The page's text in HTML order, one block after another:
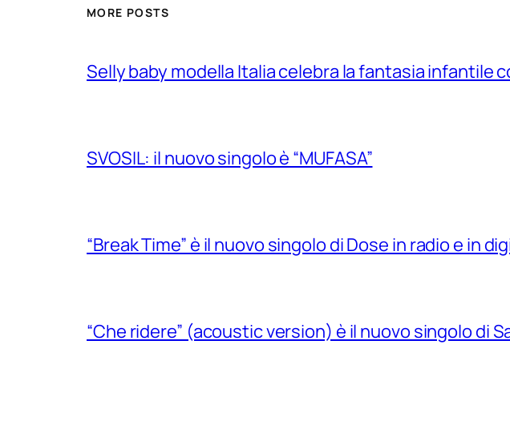
MORE POSTS
Selly baby modella Italia celebra la fantasia infantile
SVOSIL: il nuovo singolo è “MUFASA”
“Break Time” è il nuovo singolo di Dose in radio e in
“Che ridere” (acoustic version) è il nuovo singolo di